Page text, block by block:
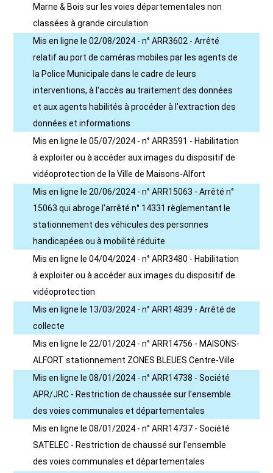
Marne & Bois sur les voies départementales non
classées à grande circulation
Mis en ligne le 02/08/2024 - n° ARR3602 - Arrêté
relatif au port de caméras mobiles par les agents de
la Police Municipale dans le cadre de leurs
interventions, à l'accès au traitement des données
et aux agents habilités à procéder à l'extraction des
données et informations
Mis en ligne le 05/07/2024 - n° ARR3591 - Habilitation
à exploiter ou à accéder aux images du dispositif de
vidéoprotection de la Ville de Maisons-Alfort
Mis en ligne le 20/06/2024 - n° ARR15063 - Arrêté n°
15063 qui abroge l'arrêté n° 14331 règlementant le
stationnement des véhicules des personnes
handicapées ou à mobilité réduite
Mis en ligne le 04/04/2024 - n° ARR3480 - Habilitation
à exploiter ou à accéder aux images du dispositif de
vidéoprotection
Mis en ligne le 13/03/2024 - n° ARR14839 - Arrêté de
collecte
Mis en ligne le 22/01/2024 - n° ARR14756 - MAISONS-
ALFORT stationnement ZONES BLEUES Centre-Ville
Mis en ligne le 08/01/2024 - n° ARR14738 - Société
APR/JRC - Restriction de chaussée sur l'ensemble
des voies communales et départementales
Mis en ligne le 08/01/2024 - n° ARR14737 - Société
SATELEC - Restriction de chaussé sur l'ensemble
des voies communales et départementales